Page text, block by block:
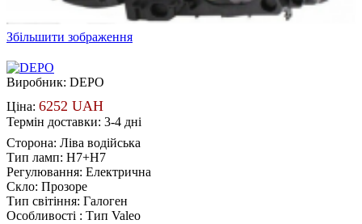
Збільшити зображення
Виробник: DEPO
Ціна: 6252 UAH
Термін доставки: 3-4 дні
Сторона: Ліва водійська
Тип ламп: H7+H7
Регулювання: Електрична
Скло: Прозоре
Тип світіння: Галоген
Особливості : Тип Valeo